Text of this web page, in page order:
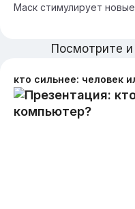
Маск стимулирует
Посмотрите и
кто сильнее: человек